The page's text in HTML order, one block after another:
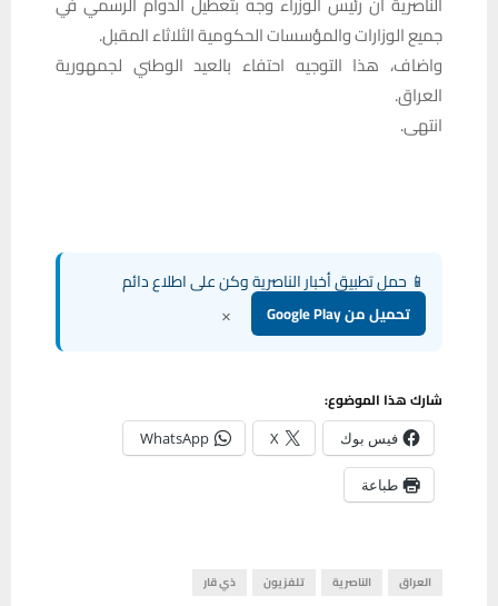
جميع الوزارات والمؤسسات الحكومية الثلاثاء المقبل.
واضاف، هذا التوجيه احتفاء بالعيد الوطني لجمهورية
العراق.
انتهى.
📱 حمل تطبيق أخبار الناصرية وكن على اطلاع دائم
تحميل من Google Play ×
شارك هذا الموضوع:
فيس بوك X
WhatsApp
طباعة
العراق الناصرية تلفزيون ذي قار